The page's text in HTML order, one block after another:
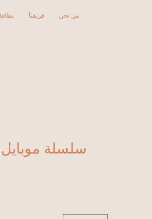
فريقنا من نحن
سلسلة